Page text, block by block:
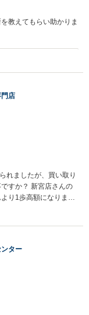
がとうございまし
のご利用お待ちし
店
れましたが、買い取り
すか？ 新宮店さんの
り1歩高額になりまし
ター